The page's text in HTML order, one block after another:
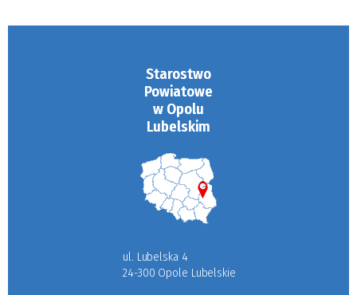
Starostwo
Powiatowe
w Opolu
Lubelskim
ul. Lubelska 4
24-300 Opole Lubelskie